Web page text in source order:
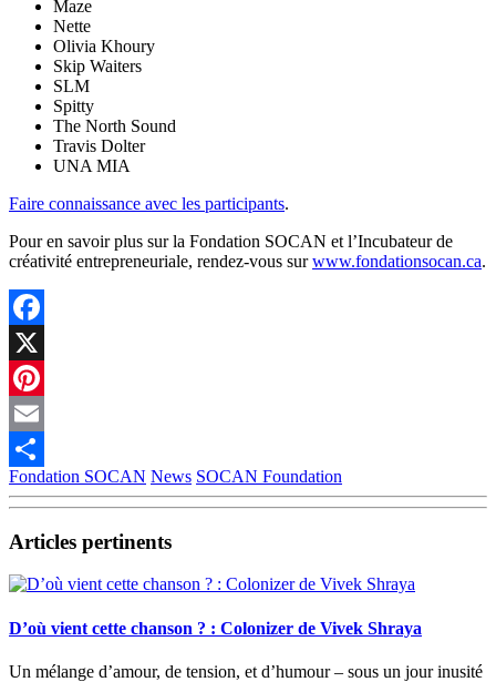
Maze
Nette
Olivia Khoury
Skip Waiters
SLM
Spitty
The North Sound
Travis Dolter
UNA MIA
Faire connaissance avec les participants.
Pour en savoir plus sur la Fondation SOCAN et l’Incubateur de
créativité entrepreneuriale, rendez-vous surwww.fondationsocan.ca.
Facebook
X
Pinterest
Email
Partager
Fondation SOCAN News SOCAN Foundation
Articles pertinents
D’où vient cette chanson ? : Colonizer de Vivek Shraya
Un mélange d’amour, de tension, et d’humour – sous un jour inusité